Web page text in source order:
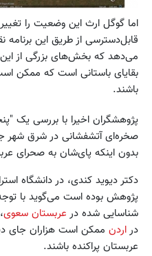
اما گوگل ارث این وضعیت را
قابل‌دسترسی از طریق این
می‌دهد که بخش‌های بزرگی از
بقایای باستانی است که ممکن
باشند.
پژوهشگران اخیرا با بررسی یک
بدون اینکه پای‌شان به صحرای
دکتر دیوید کندی، در دانشگاه
پژوهش بوده است می‌گوید با
شناسایی شده در عربستان سعوی
دراردن ممکن است هزاران جای
عربستان پراکنده باشند.